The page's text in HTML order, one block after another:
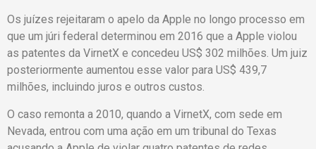
Os juízes rejeitaram o apelo da Apple no longo processo em
que um júri federal determinou em 2016 que a Apple violou
as patentes da VirnetX e concedeu US$ 302 milhões. Um juiz
posteriormente aumentou esse valor para US$ 439,7
milhões, incluindo juros e outros custos.
O caso remonta a 2010, quando a VirnetX, com sede em
Nevada, entrou com uma ação em um tribunal do Texas